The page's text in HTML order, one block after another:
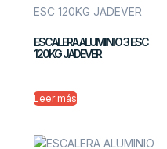
ESCALERA ALUMINIO 3 ESC
120KG JADEVER
Leer más